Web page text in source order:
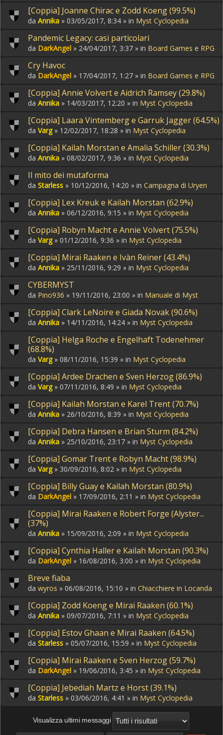
[Coppia] Joanne Chirac e Zodd Koeng (99.5%)
da Annika » 03/05/2017, 8:34 » in Myst Cyclopedia
Pandemic Legacy: casi particolari
da DarkAngel » 24/04/2017, 3:37 » in Board Games e RPG
Cry Havoc
da DarkAngel » 17/04/2017, 1:27 » in Board Games e RPG
[Coppia] Annie Volvert e Aidrich Ramsey (29.8%)
da Annika » 14/03/2017, 12:20 » in Myst Cyclopedia
[Coppia] Laara Vintemberg e Garruk Jagger (64.5%)
da Varg» 12/02/2017, 18:28 » in Myst Cyclopedia
[Coppia] Kailah Morstan e Amalia Schiller (30.3%)
da Annika » 08/02/2017, 9:36 » in Myst Cyclopedia
Il mito dei mutaforma
da Starless » 10/12/2016, 14:20 » in Campagna di Uryen
[Coppia] Lex Kreuk e Kailah Morstan (62.9%)
da Annika » 06/12/2016, 9:15 » in Myst Cyclopedia
[Coppia] Robyn Macht e Annie Volvert (75.5%)
da Varg» 01/12/2016, 9:36 » in Myst Cyclopedia
[Coppia] Mirai Raaken e Ivàn Reiner (43.4%)
da Annika » 25/11/2016, 9:29 » in Myst Cyclopedia
CYBERMYST
da Pino936 » 19/11/2016, 23:00 » in Manuale di Myst
[Coppia] Clark LeNoire e Giada Novak (90.6%)
da Annika » 14/11/2016, 14:24 » in Myst Cyclopedia
[Coppia] Helga Roche e Engelhaft Todenehmer
(68.8%)
da Varg» 08/11/2016, 15:39 » in Myst Cyclopedia
[Coppia] Ardee Drachen e Sven Herzog (86.9%)
da Varg» 07/11/2016, 8:49 » in Myst Cyclopedia
[Coppia] Kailah Morstan e Karel Trent (70.7%)
da Annika » 26/10/2016, 8:39 » in Myst Cyclopedia
[Coppia] Debra Hansen e Brian Sturm (84.2%)
da Annika » 25/10/2016, 23:17 » in Myst Cyclopedia
[Coppia] Gomar Trent e Robyn Macht (98.9%)
da Varg» 30/09/2016, 8:02 » in Myst Cyclopedia
[Coppia] Billy Guay e Kailah Morstan (80.9%)
da DarkAngel » 17/09/2016, 2:11 » in Myst Cyclopedia
[Coppia] Mirai Raaken e Robert Forge (Alyster...
(37%)
da Annika » 15/09/2016, 2:09 » in Myst Cyclopedia
[Coppia] Cynthia Haller e Kailah Morstan (90.3%)
da DarkAngel » 16/08/2016, 3:00 » in Myst Cyclopedia
Breve fiaba
da wyros » 06/08/2016, 15:10 » in Chiacchiere in Locanda
[Coppia] Zodd Koeng e Mirai Raaken (60.1%)
da Annika » 09/07/2016, 7:11 » in Myst Cyclopedia
[Coppia] Estov Ghaan e Mirai Raaken (64.5%)
da Starless » 05/07/2016, 15:59 » in Myst Cyclopedia
[Coppia] Mirai Raaken e Sven Herzog (59.7%)
da DarkAngel » 19/06/2016, 3:45 » in Myst Cyclopedia
[Coppia] Jebediah Martz e Horst (39.1%)
da Starless » 03/06/2016, 4:41 » in Myst Cyclopedia
Visualizza ultimi messaggi